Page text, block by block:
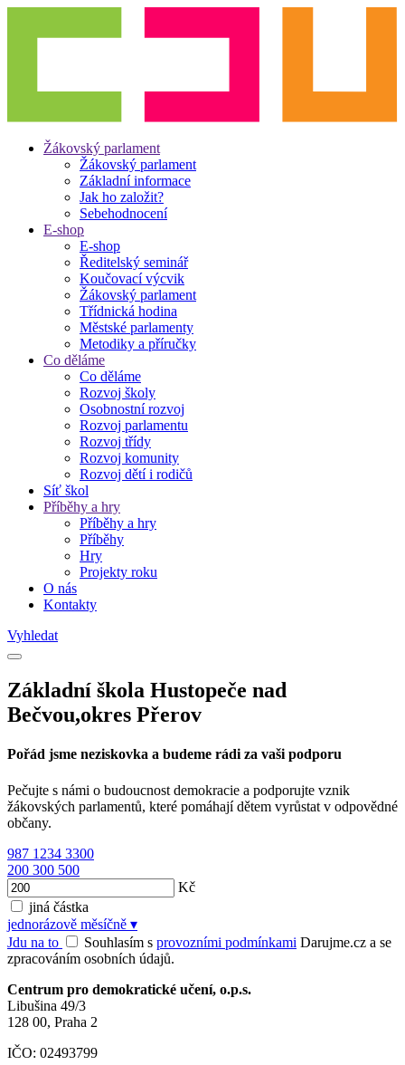
Žákovský parlament
Žákovský parlament
Základní informace
Jak ho založit?
Sebehodnocení
E-shop
E-shop
Ředitelský seminář
Koučovací výcvik
Žákovský parlament
Třídnická hodina
Městské parlamenty
Metodiky a příručky
Co děláme
Co děláme
Rozvoj školy
Osobnostní rozvoj
Rozvoj parlamentu
Rozvoj třídy
Rozvoj komunity
Rozvoj dětí i rodičů
Síť škol
Příběhy a hry
Příběhy a hry
Příběhy
Hry
Projekty roku
O nás
Kontakty
Vyhledat
Základní škola Hustopeče nad
Bečvou,okres Přerov
Pořád jsme neziskovka a budeme rádi za vaši podporu
Pečujte s námi o budoucnost demokracie a podporujte vznik
žákovských parlamentů, které pomáhají dětem vyrůstat v odpovědné
občany.
987 1234 3300
200 300 500
Kč
jiná částka
jednorázově měsíčně ▾
Jdu na to
Souhlasím s provozními podmínkami Darujme.cz a se
zpracováním osobních údajů.
Centrum pro demokratické učení, o.p.s.
Libušina 49/3
128 00, Praha 2
IČO: 02493799